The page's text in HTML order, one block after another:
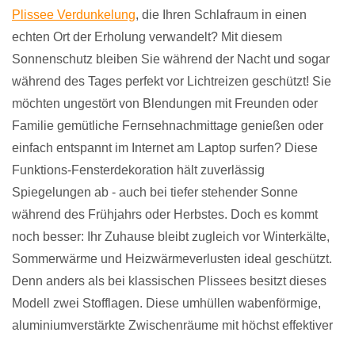
Plissee Verdunkelung, die Ihren Schlafraum in einen
echten Ort der Erholung verwandelt? Mit diesem
Sonnenschutz bleiben Sie während der Nacht und sogar
während des Tages perfekt vor Lichtreizen geschützt! Sie
möchten ungestört von Blendungen mit Freunden oder
Familie gemütliche Fernsehnachmittage genießen oder
einfach entspannt im Internet am Laptop surfen? Diese
Funktions-Fensterdekoration hält zuverlässig
Spiegelungen ab - auch bei tiefer stehender Sonne
während des Frühjahrs oder Herbstes. Doch es kommt
noch besser: Ihr Zuhause bleibt zugleich vor Winterkälte,
Sommerwärme und Heizwärmeverlusten ideal geschützt.
Denn anders als bei klassischen Plissees besitzt dieses
Modell zwei Stofflagen. Diese umhüllen wabenförmige,
aluminiumverstärkte Zwischenräume mit höchst effektiver